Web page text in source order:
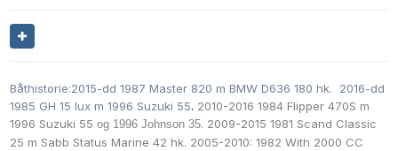
Båthistorie:2015-dd 1987 Master 820 m BMW D636 180 hk. 2016-dd
1985 GH 15 lux m 1996 Suzuki 55. 2010-2016 1984 Flipper 470S m
1996 Suzuki 55 og 1996 Johnson 35. 2009-2015 1981 Scand Classic
25 m Sabb Status Marine 42 hk. 2005-2010: 1982 With 2000 CC